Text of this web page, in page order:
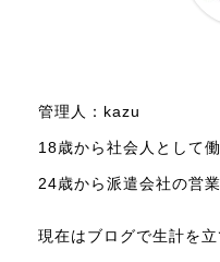
管理人：kazu
18歳から社会人として働
24歳から派遣会社の営
現在はブログで生計を立